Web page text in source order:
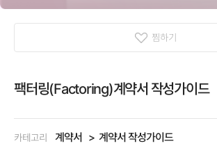
찜하기
팩터링(Factoring)계약서 작성가이드
카테고리 계약서 계약서 작성가이드